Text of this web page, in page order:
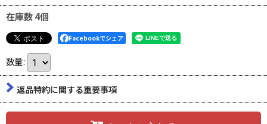
在庫数 4個
Facebookでシェア
数量:
返品特約に関する重要事項